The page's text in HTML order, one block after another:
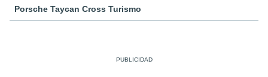
Porsche Taycan Cross Turismo